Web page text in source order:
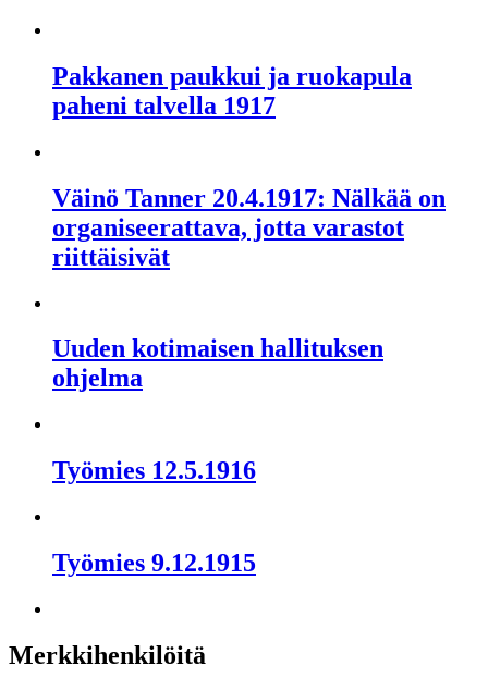
Pakkanen paukkui ja ruokapula
paheni talvella 1917
Väinö Tanner 20.4.1917: Nälkää on
organiseerattava, jotta varastot
riittäisivät
Uuden kotimaisen hallituksen
ohjelma
Työmies 12.5.1916
Työmies 9.12.1915
Merkkihenkilöitä